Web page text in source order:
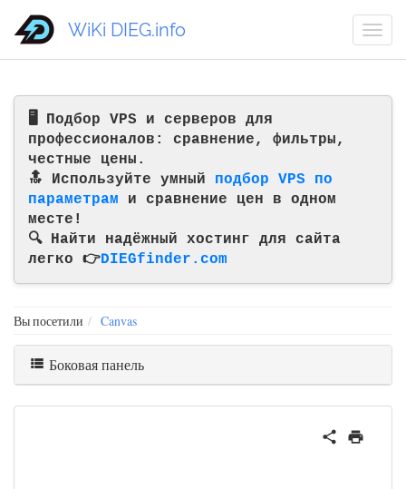
🖥️ Подбор VPS и серверов для
профессионалов: сравнение, фильтры,
честные цены.
🔝 Используйте умный подбор VPS по
параметрам и сравнение цен в одном
месте!
🔍 Найти надёжный хостинг для сайта
легко 👉DIEGfinder.com
WiKi DIEG.info
Вы посетили Canvas
Боковая панель